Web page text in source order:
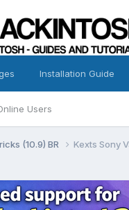
Users
Installation Guide
(10.9) BR Kexts Sony